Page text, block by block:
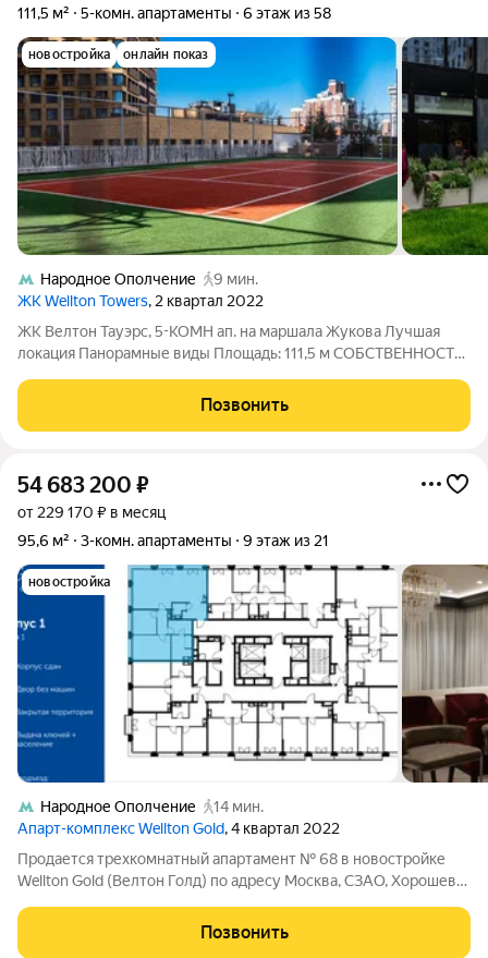
111,5 м² 5-комн. апартаменты 6 этаж из 58
новостройка онлайн показ
Народное Ополчение
9 мин.
ЖК Wellton Towers, 2 квартал 2022
ЖК Велтон Тауэрс, 5-КОМН ап. на маршала Жукова Лучшая
локация Панорамные виды Площадь: 111,5 м СОБСТВЕННОСТЬ
Позвонить
54 683 200 ₽
от 229 170 ₽ в месяц
95,6 м²
3-комн. апартаменты 9 этаж из 21
новостройка
Народное Ополчение
14 мин.
Апарт-комплекс Wellton Gold, 4 квартал 2022
Продается трехкомнатный апартамент № 68 в новостройке
Wellton Gold (Велтон Голд) по адресу Москва, СЗАО, Хорошево-
которому
Позвонить